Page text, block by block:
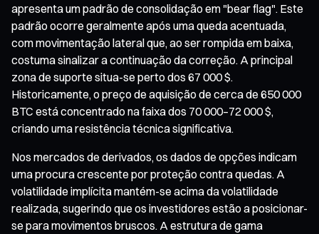
apresenta um padrão de consolidação em "bear flag". Este
padrão ocorre geralmente após uma queda acentuada,
com movimentação lateral que, ao ser rompida em baixa,
costuma sinalizar a continuação da correção. A principal
zona de suporte situa-se perto dos 67 000 $.
Historicamente, o preço de aquisição de cerca de 650 000
BTC está concentrado na faixa dos 70 000–72 000 $,
criando uma resistência técnica significativa.
Nos mercados de derivados, os dados de opções indicam
uma procura crescente por proteção contra quedas. A
volatilidade implícita mantém-se acima da volatilidade
realizada, sugerindo que os investidores estão a posicionar-
se para movimentos bruscos. A estrutura de gama